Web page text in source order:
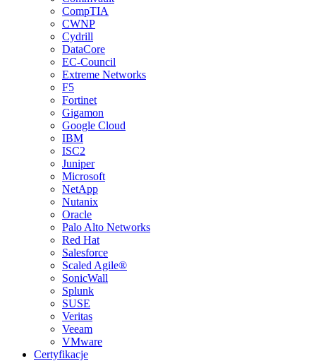
CompTIA
CWNP
Cydrill
DataCore
EC-Council
Extreme Networks
F5
Fortinet
Gigamon
Google Cloud
IBM
ISC2
Juniper
Microsoft
NetApp
Nutanix
Oracle
Palo Alto Networks
Red Hat
Salesforce
Scaled Agile®
SonicWall
Splunk
SUSE
Veritas
Veeam
VMware
Certyfikacje